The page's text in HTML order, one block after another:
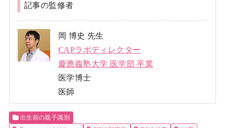
記事の監修者
岡 博史 先生
CAPラボディレクター
慶應義塾大学 医学部 卒業
医学博士
医師
出生前の親子識別